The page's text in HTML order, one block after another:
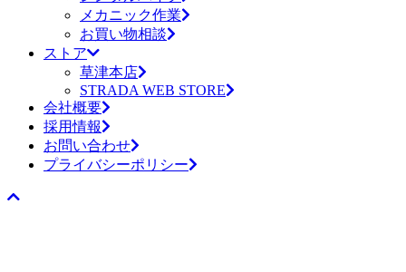
メカニック作業
お買い物相談
ストア
草津本店
STRADA WEB STORE
会社概要
採用情報
お問い合わせ
プライバシーポリシー